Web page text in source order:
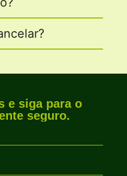
e siga para o
seguro.